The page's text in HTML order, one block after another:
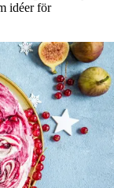
idéer för